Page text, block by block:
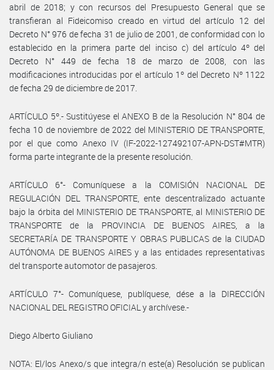
abril de 2018; y con recursos del Presupuesto General que se
transfieran al Fideicomiso creado en virtud del artículo 12 del
Decreto N° 976 de fecha 31 de julio de 2001, de conformidad con lo
establecido en la primera parte del inciso c) del artículo 4º del
Decreto N° 449 de fecha 18 de marzo de 2008, con las
modificaciones introducidas por el artículo 1º del Decreto Nº 1122
de fecha 29 de diciembre de 2017.
ARTÍCULO 5º.- Sustitúyese el ANEXO B de la Resolución N° 804 de
fecha 10 de noviembre de 2022 del MINISTERIO DE TRANSPORTE,
por el que como Anexo IV (IF-2022-127492107-APN-DST#MTR)
forma parte integrante de la presente resolución.
ARTÍCULO 6°- Comuníquese a la COMISIÓN NACIONAL DE
REGULACIÓN DEL TRANSPORTE, ente descentralizado actuante
bajo la órbita del MINISTERIO DE TRANSPORTE, al MINISTERIO DE
TRANSPORTE de la PROVINCIA DE BUENOS AIRES, a la
SECRETARÍA DE TRANSPORTE Y OBRAS PUBLICAS de la CIUDAD
AUTÓNOMA DE BUENOS AIRES y a las entidades representativas
del transporte automotor de pasajeros.
ARTÍCULO 7°- Comuníquese, publíquese, dése a la DIRECCIÓN
NACIONAL DEL REGISTRO OFICIAL y archívese.-
Diego Alberto Giuliano
NOTA: El/los Anexo/s que integra/n este(a) Resolución se publican